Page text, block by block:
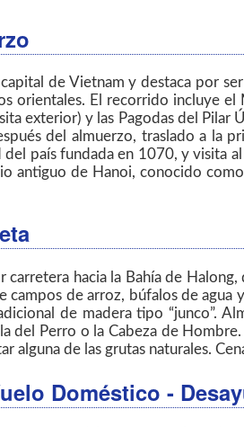
de Vietnam y destaca por
orientales. El recorrido incluye
exterior) y las Pagodas del Pilar
del almuerzo, traslado a la
país fundada en 1070, y visita
antiguo de Hanoi, conocido
hacia la Bahía de
de arroz, búfalos de agua
de madera tipo “junco”.
del Perro o la Cabeza de
alguna de las grutas naturales.
Doméstico -